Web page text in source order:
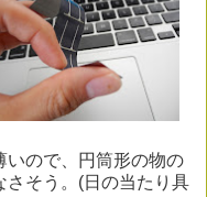
いので、円筒形の物の
さそう。(日の当たり具